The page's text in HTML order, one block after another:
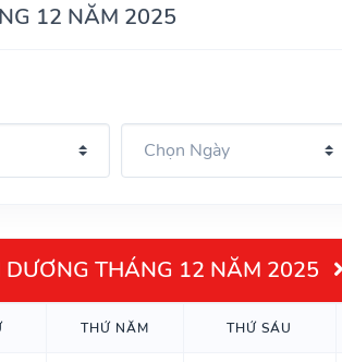
12 NĂM 2025
DƯƠNG THÁNG 12 NĂM 2025
THỨ NĂM THỨ SÁU